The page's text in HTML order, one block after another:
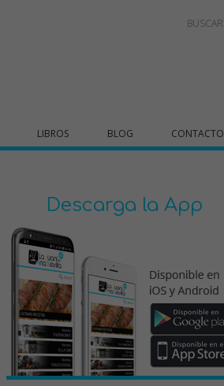
LIBROS BLOG CONTACTO
Descarga la App